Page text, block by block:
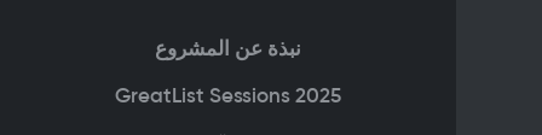
نبذة عن المشروع
GreatList Sessions 2025